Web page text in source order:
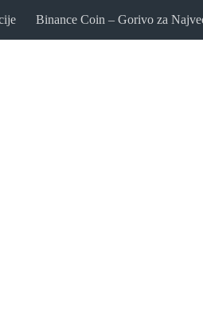
Binance Coin – Gorivo za